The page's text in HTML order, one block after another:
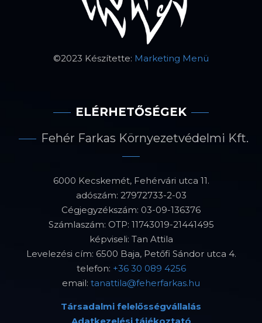
©2023 Készítette: Marketing Menü
ELÉRHETŐSÉGEK
Fehér Farkas Környezetvédelmi Kft.
6000 Kecskemét, Fehérvári utca 11.
adószám: 27972733-2-03
Cégjegyzékszám: 03-09-136376
Számlaszám: OTP: 11743019-21441495
képviseli: Tan Attila
Levelezési cím: 6500 Baja, Petőfi Sándor utca 4.
telefon: +36 30 089 4256
email: tanattila@feherfarkas.hu
Társadalmi felelősségvállalás
Adatkezelési tájékoztató